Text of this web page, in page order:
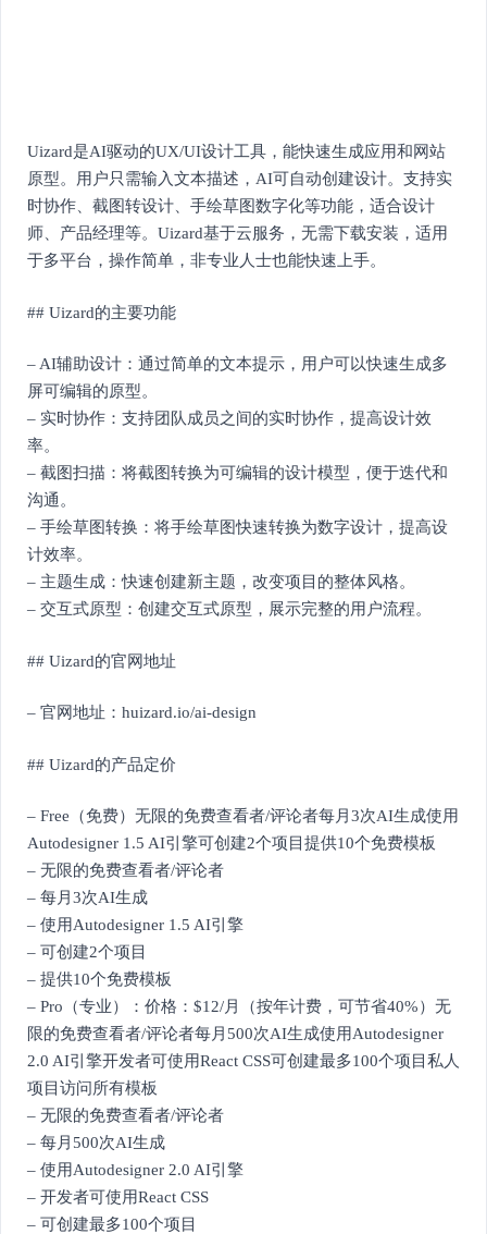
Uizard是AI驱动的UX/UI设计工具，能快速生成应用和网站
原型。用户只需输入文本描述，AI可自动创建设计。支持实
时协作、截图转设计、手绘草图数字化等功能，适合设计
师、产品经理等。Uizard基于云服务，无需下载安装，适用
于多平台，操作简单，非专业人士也能快速上手。
## Uizard的主要功能
– AI辅助设计：通过简单的文本提示，用户可以快速生成多
屏可编辑的原型。
– 实时协作：支持团队成员之间的实时协作，提高设计效
率。
– 截图扫描：将截图转换为可编辑的设计模型，便于迭代和
沟通。
– 手绘草图转换：将手绘草图快速转换为数字设计，提高设
计效率。
– 主题生成：快速创建新主题，改变项目的整体风格。
– 交互式原型：创建交互式原型，展示完整的用户流程。
## Uizard的官网地址
– 官网地址：huizard.io/ai-design
## Uizard的产品定价
– Free（免费）无限的免费查看者/评论者每月3次AI生成使用
Autodesigner 1.5 AI引擎可创建2个项目提供10个免费模板
– 无限的免费查看者/评论者
– 每月3次AI生成
– 使用Autodesigner 1.5 AI引擎
– 可创建2个项目
– 提供10个免费模板
– Pro（专业）：价格：$12/月（按年计费，可节省40%）无
限的免费查看者/评论者每月500次AI生成使用Autodesigner
2.0 AI引擎开发者可使用React CSS可创建最多100个项目私人
项目访问所有模板
– 无限的免费查看者/评论者
– 每月500次AI生成
– 使用Autodesigner 2.0 AI引擎
– 开发者可使用React CSS
– 可创建最多100个项目